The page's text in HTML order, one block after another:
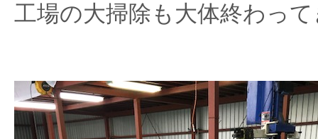
工場の大掃除も大体終わっ